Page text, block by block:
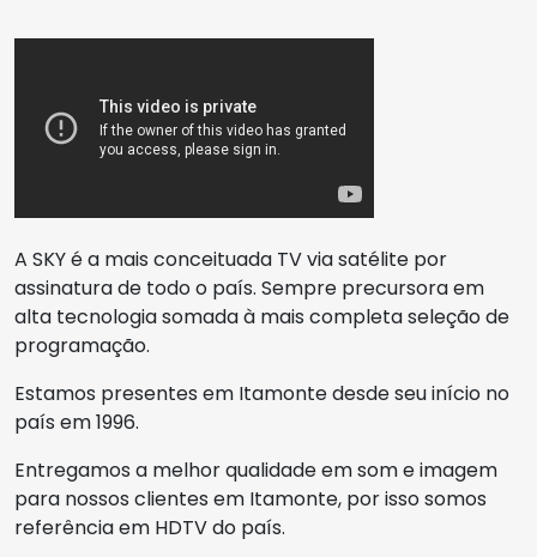
A SKY é a mais conceituada TV via satélite por
assinatura de todo o país. Sempre precursora em
alta tecnologia somada à mais completa seleção de
programação.
Estamos presentes em Itamonte desde seu início no
país em 1996.
Entregamos a melhor qualidade em som e imagem
para nossos clientes em Itamonte, por isso somos
referência em HDTV do país.